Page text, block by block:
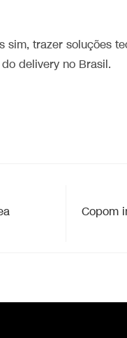
sim, trazer soluções
delivery no Brasil.
Copom